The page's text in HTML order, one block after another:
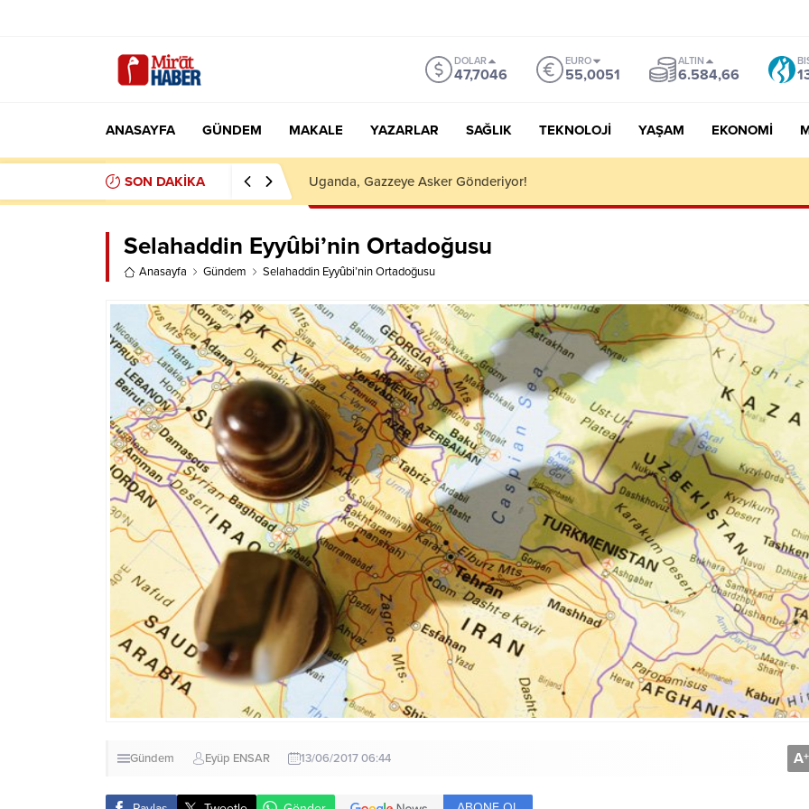
DOLAR
47,7046
EURO
55,0051
ALTIN
6.584,66
ANASAYFA GÜNDEM MAKALE YAZARLAR SAĞLIK TEKNOLOJI YAŞAM EKONOMI
SON DAKİKA Ömer Algur, ABD’den Türkiye’ye Niye Geldim?
Selahaddin Eyyûbi’nin Ortadoğusu
Anasayfa Gündem Selahaddin Eyyûbi’nin Ortadoğusu
Gündem Eyüp ENSAR 13/06/2017 06:44 A+